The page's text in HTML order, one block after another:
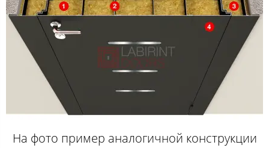
На фото пример аналогичной конструкции